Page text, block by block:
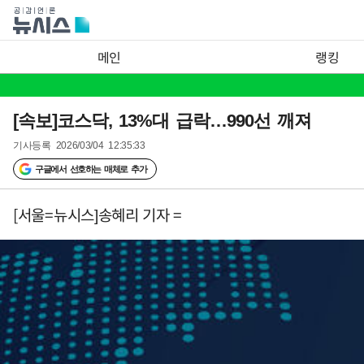
메인 랭킹
[속보]코스닥, 13%대 급락…990선 깨져
기사등록 2026/03/04 12:35:33
구글에서 선호하는 매체로 추가
[서울=뉴시스]송혜리 기자 =